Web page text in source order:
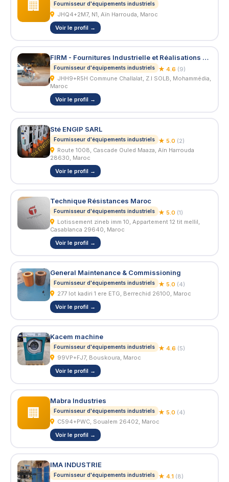
🏢 Fournisseur d'équipements industriels
JHQ4+2M7, N1, Aïn Harrouda, Maroc
Voir le profil →
FIRM - Fournitures Industrielle et Réalisations Mécaniques
Fournisseur d'équipements industriels ★ 4.6 (9)
Maroc
Voir le profil →
Sté ENGIP SARL
Fournisseur d'équipements industriels ★ 5.0 (2)
28630, Maroc
Voir le profil →
Technique Résistances Maroc
Fournisseur d'équipements industriels ★ 5.0 (1)
Casablanca 29640, Maroc
Voir le profil →
General Maintenance & Commissioning
Fournisseur d'équipements industriels ★ 5.0 (4)
277 lot kadiri 1 ere ETG, Berrechid 26100, Maroc
Voir le profil →
Kacem machine
Fournisseur d'équipements industriels ★ 4.6 (5)
99VP+FJ7, Bouskoura, Maroc
Voir le profil →
🏢
Mabra Industries
Fournisseur d'équipements industriels ★ 5.0 (4)
C594+PWC, Soualem 26402, Maroc
Voir le profil →
IMA INDUSTRIE
Fournisseur d'équipements industriels ★ 4.1 (8)